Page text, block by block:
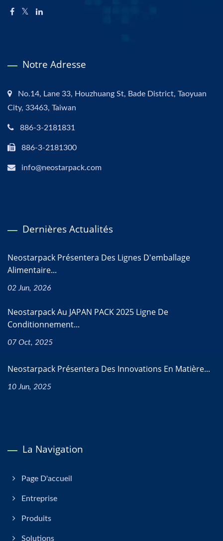
Notre Adresse
No.14, Lane 33, Houzhuang St, Bade District, Taoyuan
City, 33463, Taiwan
886-3-2181831
886-3-2181300
info@neostarpack.com
Dernières Actualités
Neostarpack Présentera Des Lignes D'emballage
Alimentaire...
02 Jun, 2026
Neostarpack Au JAPAN PACK 2025 Ligne De
Conditionnement...
07 Oct, 2025
Neostarpack Présentera Des Innovations En Matière...
10 Jun, 2025
La Navigation
Page D'accueil
Entreprise
Produits
Solutions